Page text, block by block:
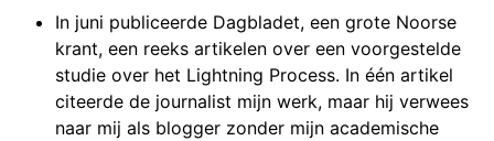
In juni publiceerde Dagbladet, een grote Noorse
krant, een reeks artikelen over een voorgestelde
studie over het Lightning Process. In één artikel
citeerde de journalist mijn werk, maar hij verwees
naar mij als blogger zonder mijn academische